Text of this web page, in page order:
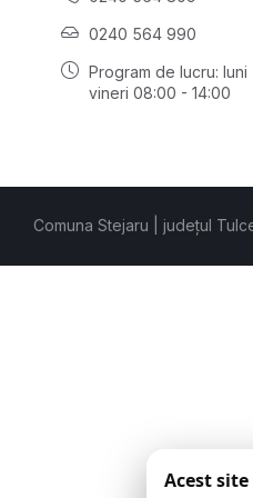
0240 564 990
Program de lucru: luni
vineri 08:00 - 14:00
Comuna Stejaru | județul
Acest